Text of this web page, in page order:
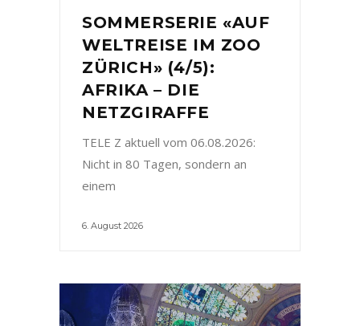
SOMMERSERIE «AUF
WELTREISE IM ZOO
ZÜRICH» (4/5):
AFRIKA – DIE
NETZGIRAFFE
TELE Z aktuell vom 06.08.2026:
Nicht in 80 Tagen, sondern an
einem
6. August 2026